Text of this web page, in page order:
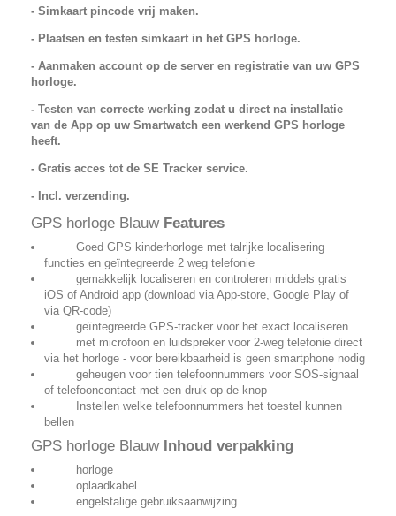
- Simkaart pincode vrij maken.
- Plaatsen en testen simkaart in het GPS horloge.
- Aanmaken account op de server en registratie van uw GPS
horloge.
- Testen van correcte werking zodat u direct na installatie
van de App op uw Smartwatch een werkend GPS horloge
heeft.
- Gratis acces tot de SE Tracker service.
- Incl. verzending.
GPS horloge Blauw Features
Goed GPS kinderhorloge met talrijke localisering
functies en geïntegreerde 2 weg telefonie
gemakkelijk localiseren en controleren middels gratis
iOS of Android app (download via App-store, Google Play of
via QR-code)
geïntegreerde GPS-tracker voor het exact localiseren
met microfoon en luidspreker voor 2-weg telefonie direct
via het horloge - voor bereikbaarheid is geen smartphone nodig
geheugen voor tien telefoonnummers voor SOS-signaal
of telefooncontact met een druk op de knop
Instellen welke telefoonnummers het toestel kunnen
bellen
GPS horloge Blauw Inhoud verpakking
horloge
oplaadkabel
engelstalige gebruiksaanwijzing